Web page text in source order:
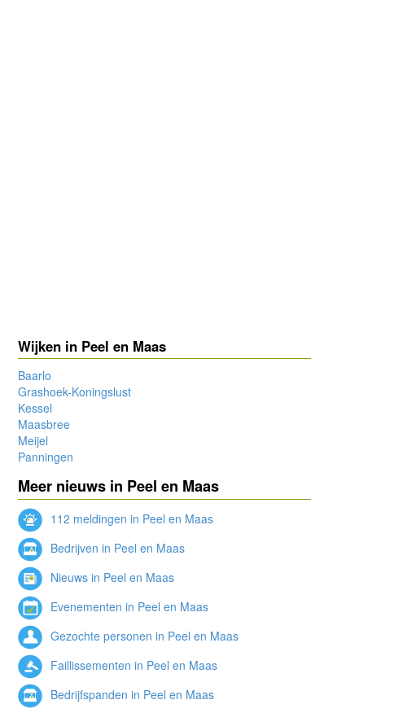
Wijken in Peel en Maas
Baarlo
Grashoek-Koningslust
Kessel
Maasbree
Meijel
Panningen
Meer nieuws in Peel en Maas
112 meldingen in Peel en Maas
Bedrijven in Peel en Maas
Nieuws in Peel en Maas
Evenementen in Peel en Maas
Gezochte personen in Peel en Maas
Faillissementen in Peel en Maas
Bedrijfspanden in Peel en Maas